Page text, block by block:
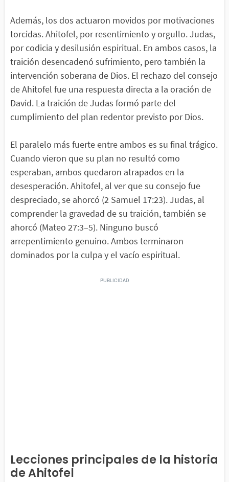
Además, los dos actuaron movidos por motivaciones
torcidas. Ahitofel, por resentimiento y orgullo. Judas,
por codicia y desilusión espiritual. En ambos casos, la
traición desencadenó sufrimiento, pero también la
intervención soberana de Dios. El rechazo del consejo
de Ahitofel fue una respuesta directa a la oración de
David. La traición de Judas formó parte del
cumplimiento del plan redentor previsto por Dios.
El paralelo más fuerte entre ambos es su final trágico.
Cuando vieron que su plan no resultó como
esperaban, ambos quedaron atrapados en la
desesperación. Ahitofel, al ver que su consejo fue
despreciado, se ahorcó (2 Samuel 17:23). Judas, al
comprender la gravedad de su traición, también se
ahorcó (Mateo 27:3–5). Ninguno buscó
arrepentimiento genuino. Ambos terminaron
dominados por la culpa y el vacío espiritual.
Lecciones principales de la historia
de Ahitofel